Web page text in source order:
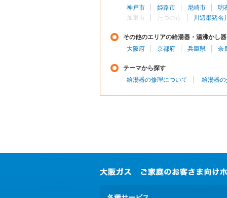
神戸市
姫路市 尼崎市
明
加東市
たつの市 川辺郡猪名
その他のエリアの給湯器・湯沸かし
大阪府
京都府 兵庫県 奈
テーマから探す
給湯器の修理について
給湯器